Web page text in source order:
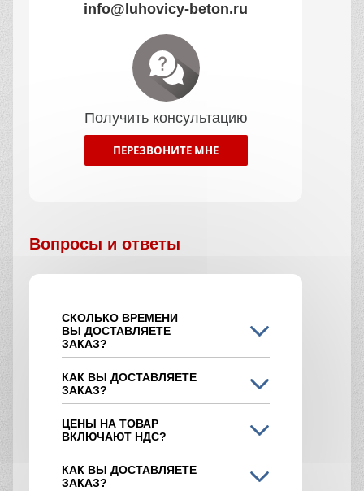
info@luhovicy-beton.ru
Получить консультацию
ПЕРЕЗВОНИТЕ МНЕ
Вопросы и ответы
СКОЛЬКО ВРЕМЕНИ
ВЫ ДОСТАВЛЯЕТЕ
ЗАКАЗ?
КАК ВЫ ДОСТАВЛЯЕТЕ
ЗАКАЗ?
ЦЕНЫ НА ТОВАР
ВКЛЮЧАЮТ НДС?
КАК ВЫ ДОСТАВЛЯЕТЕ
ЗАКАЗ?